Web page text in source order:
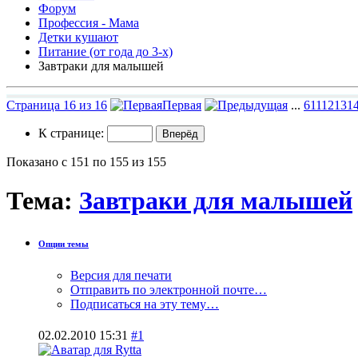
Форум
Профессия - Мама
Детки кушают
Питание (от года до 3-х)
Завтраки для малышей
Страница 16 из 16 Первая ... 6111213
К странице:
Показано с 151 по 155 из 155
Тема: Завтраки для малышей
Опции темы
Версия для печати
Отправить по электронной почте…
Подписаться на эту тему…
02.02.2010 15:31 #1